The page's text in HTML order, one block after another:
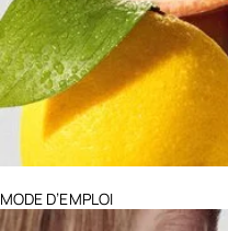
MODE D’EMPLOI